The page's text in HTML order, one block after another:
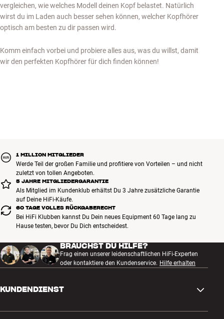
vergleichen, wie welches Modell deinen Kopf belastet. Natürlich
wirst du im Laden auch besser sehen können, welcher Kopfhörer
optisch am besten zu dir passen wird.
Komm einfach vorbei und probiere alles aus, was du willst, damit
wir den perfekten Kopfhörer für dich finden können!
1 MILLION MITGLIEDER
Werde Teil der großen Familie und profitiere von Vorteilen – und nicht
zuletzt von tollen Angeboten.
5 JAHRE MITGLIEDERGARANTIE
Als Mitglied im Kundenklub erhältst Du 3 Jahre zusätzliche Garantie
auf Deine HiFi-Käufe.
60 TAGE VOLLES RÜCKGABERECHT
Bei HiFi Klubben kannst Du Dein neues Equipment 60 Tage lang zu
Hause testen, bevor Du Dich entscheidest.
BRAUCHST DU HILFE?
Frag einen unserer leidenschaftlichen HiFi-Experten
oder kontaktiere den Kundenservice. Hilfe erhalten
KUNDENDIENST